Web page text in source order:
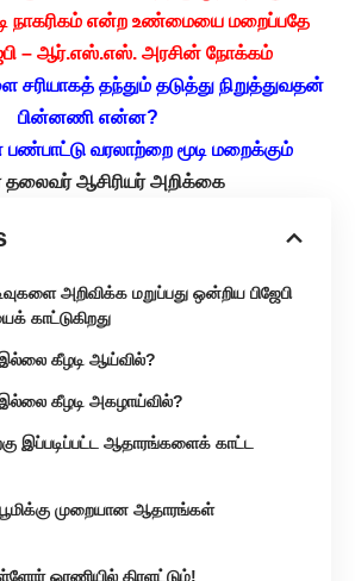
நாகரிகம் என்ற உண்மையை மறைப்பதே
– ஆர்.எஸ்.எஸ். அரசின் நோக்கம்
தந்தும் தடுத்து நிறுத்துவதன்
பின்னணி என்ன?
வரலாற்றை மூடி மறைக்கும்
தலைவர் ஆசிரியர் அறிக்கை
அறிவிக்க மறுப்பது ஒன்றிய பிஜேபி
காட்டுகிறது
கீழடி ஆய்வில்?
கீழடி அகழாய்வில்?
இப்படிப்பட்ட ஆதாரங்களைக் காட்ட
முறையான ஆதாரங்கள்
ஓரணியில் திரளட்டும்!